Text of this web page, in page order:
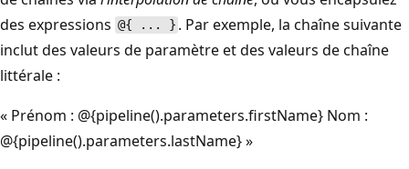
des expressions @{ ... } . Par exemple, la chaîne suivante
inclut des valeurs de paramètre et des valeurs de chaîne
littérale :
« Prénom : @{pipeline().parameters.firstName} Nom :
@{pipeline().parameters.lastName} »